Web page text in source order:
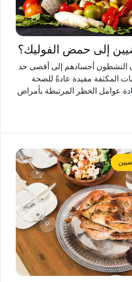
إلى حمض الفوليك؟
النشطون أجسادهم إلى أقصى حد
المكثفة مفيدة عادةً للصحة
عوامل الخطر المرتبطة بأمراض